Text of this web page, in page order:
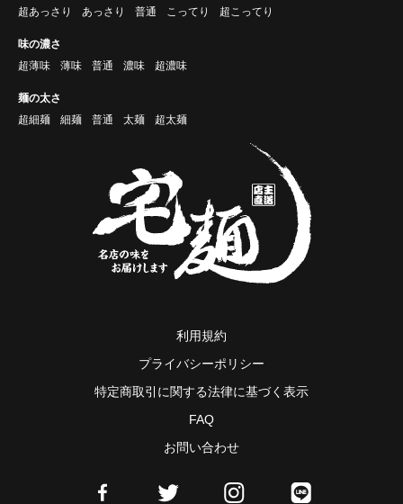
超あっさり
あっさり 普通 こってり 超こってり
味の濃さ
超薄味
薄味 普通 濃味 超濃味
麺の太さ
超細麺
細麺 普通 太麺 超太麺
利用規約
プライバシーポリシー
特定商取引に関する法律に基づく表示
FAQ
お問い合わせ